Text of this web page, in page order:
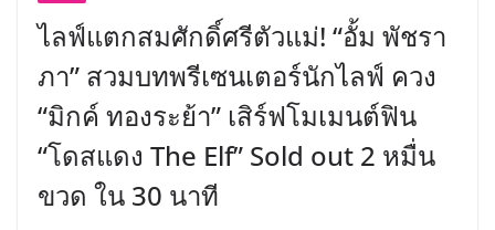
ไลฟ์แตกสมศักดิ์ศรีตัวแม่! “อั้ม พัชรา
ภา” สวมบทพรีเซนเตอร์นักไลฟ์ ควง
“มิกค์ ทองระย้า” เสิร์ฟโมเมนต์ฟิน
“โดสแดง The Elf” Sold out 2 หมื่น
ขวด ใน 30 นาที